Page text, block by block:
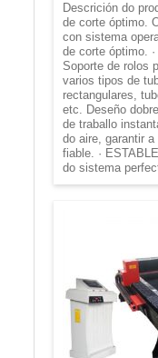
Descrición do
de corte óptimo.
con sistema
de corte óptimo.
Soporte de rolos
varios tipos de
rectangulares,
etc. Deseño
de traballo
do aire, garantir
fiable. ·
do sistema